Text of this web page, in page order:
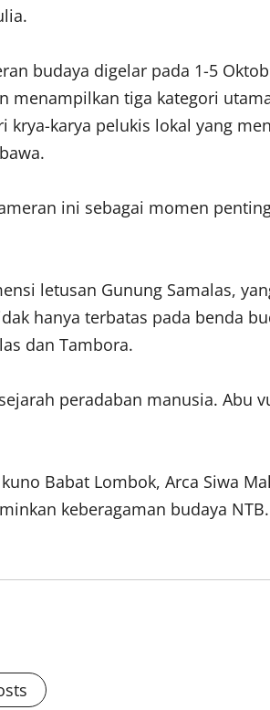
budaya digelar pada 1-5
menampilkan tiga kategori
krya-karya pelukis lokal yang
ini sebagai momen
letusan Gunung Samalas,
hanya terbatas pada benda
dan Tambora.
peradaban manusia.
Babat Lombok, Arca Siwa
keberagaman budaya NTB.